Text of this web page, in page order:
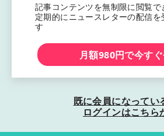
記事コンテンツを無制限に閲覧で
定期的にニュースレターの配信を
す
月額980円で今す
既に会員になってい
ログインはこちら